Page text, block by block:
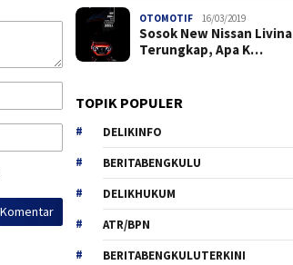
OTOMOTIF 16/03/2019
Sosok New Nissan Livina
Terungkap, Apa K…
TOPIK POPULER
DELIKINFO
BERITABENGKULU
DELIKHUKUM
ATR/BPN
BERITABENGKULUTERKINI